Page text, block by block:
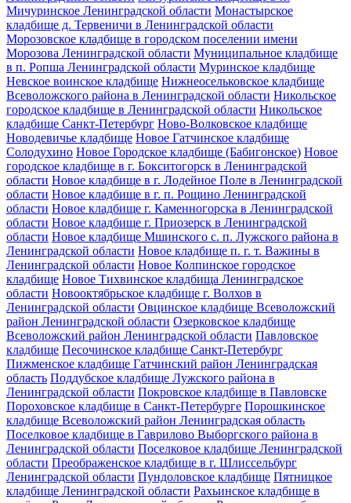
Мичуринское Ленинградской области Монастырское
кладбище д. Тервеничи в Ленинградской области
Морозовское кладбище в городском поселении имени
Морозова Ленинградской области Муниципальное кладбище
в п. Ропша Ленинградской области Муринское кладбище
Невское воинское кладбище Нижнеосельковское кладбище
Всеволожского района в Ленинградской области Никольское
городское кладбище в Ленинградской области Никольское
кладбище Санкт-Петербург Ново-Волковское кладбище
Новодевичье кладбище Новое Гатчинское кладбище
Солодухино Новое Городское кладбище (Бабигонское) Новое
городское кладбище в г. Бокситогорск в Ленинградской
области Новое кладбище в г. Лодейное Поле в Ленинградской
области Новое кладбище в г. п. Рощино Ленинградской
области Новое кладбище г. Каменногорска в Ленинградской
области Новое кладбище г. Приозерск в Ленинградской
области Новое кладбище Мшинского с. п. Лужского района в
Ленинградской области Новое кладбище п. г. т. Важины в
Ленинградской области Новое Колпинское городское
кладбище Новое Тихвинское кладбища Ленинградское
области Новооктябрьское кладбище г. Волхов в
Ленинградской области Овцинское кладбище Всеволожский
район Ленинградской области Озерковское кладбище
Всеволожский район Ленинградской области Павловское
кладбище Песочинское кладбище Санкт-Петербург
Пижменское кладбище Гатчинский район Ленинградская
область Поддубское кладбище Лужского района в
Ленинградской области Покровское кладбище в Павловске
Пороховское кладбище в Санкт-Петербурге Порошкинское
кладбище Всеволожский район Ленинградская область
Поселковое кладбище в Гаврилово Выборгского района в
Ленинградской области Поселковое кладбище Ленинградской
области Преображенское кладбище в г. Шлиссельбург
Ленинградской области Пундоловское кладбище Пятницкое
кладбище Ленинградской области Рахьинское кладбище в